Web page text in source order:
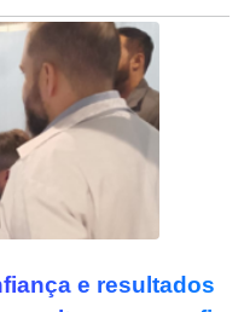
e resultados